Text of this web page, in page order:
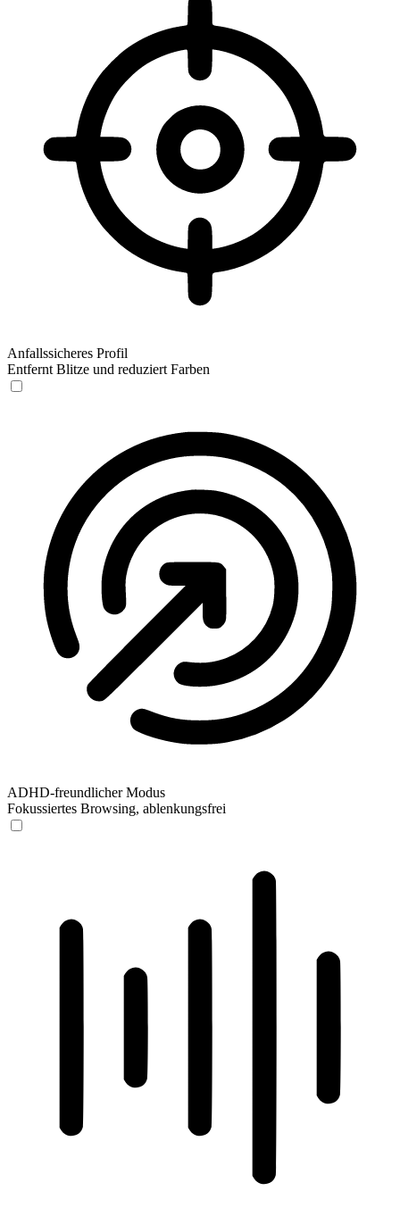
Anfallssicheres Profil
Entfernt Blitze und reduziert Farben
ADHD-freundlicher Modus
Fokussiertes Browsing, ablenkungsfrei